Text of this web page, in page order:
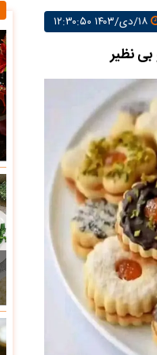
۱۸/دی/۱۴۰۳ ۱۲:۳۰:۵۰
نظیر